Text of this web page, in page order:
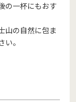
の一杯にもおす
山の自然に包ま
。